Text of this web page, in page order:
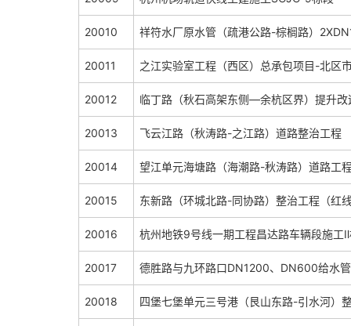
20010 祥符水厂原水管（疏港公路-棕榈路）
20011 之江实验室工程（西区）总承包项目-北区
20012 临丁路（秋石高架东侧—余杭区界）提升改
20013 飞云江路（秋涛路-之江路）道路整治工程
20014 望江单元海塘路（海潮路-秋涛路）道路工
20015 东新路（环城北路-同协路）整治工程（红
20016 杭州地铁9号线一期工程昌达路车辆段施工
20017 德胜路与九环路口DN1200、DN600给水
20018 四堡七堡单元三号港（艮山东路-引水河）